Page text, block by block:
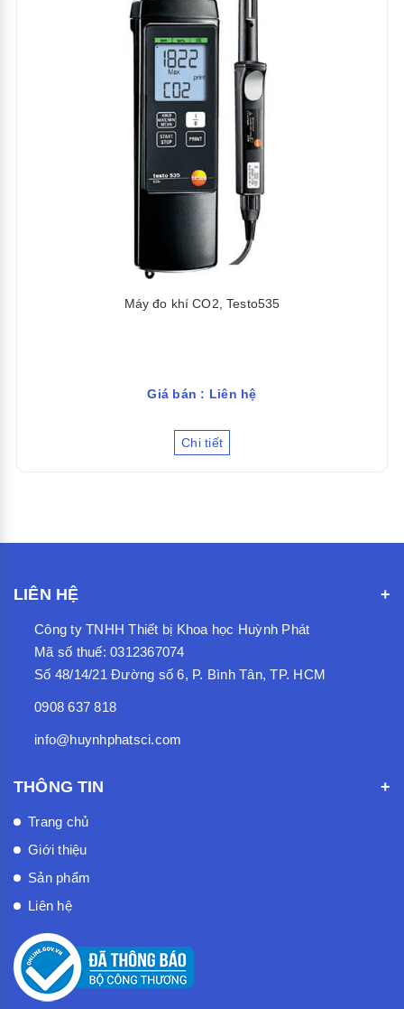
Máy đo khí CO2, Testo535
Giá bán : Liên hệ
Chi tiết
LIÊN HỆ
Công ty TNHH Thiết bị Khoa học Huỳnh Phát
Mã số thuế: 0312367074
Số 48/14/21 Đường số 6, P. Bình Tân, TP. HCM
0908 637 818
info@huynhphatsci.com
THÔNG TIN
Trang chủ
Giới thiệu
Sản phẩm
Liên hệ